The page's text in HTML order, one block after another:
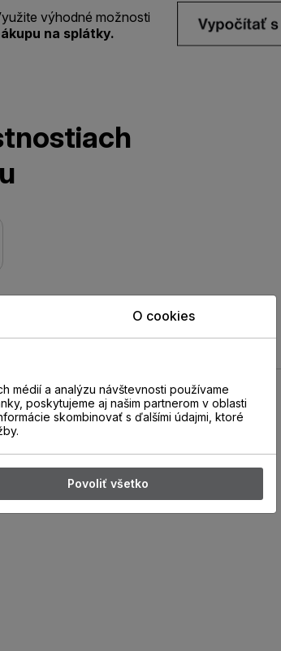
výhodné možnosti
na splátky.
O cookies
médií a analýzu návštevnosti používame
poskytujeme aj našim partnerom v oblasti
skombinovať s ďalšími údajmi, ktoré
Povoliť všetko